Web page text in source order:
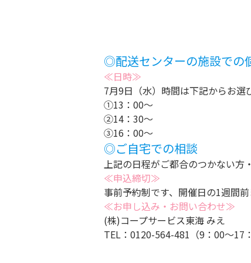
◎配送センターの施設での
≪日時≫
7月9日（水）時間は下記からお選
①13：00～
②14：30～
③16：00～
◎ご自宅での相談
上記の日程がご都合のつかない方
≪申込締切≫
事前予約制です、開催日の1週間
≪お申し込み・お問い合わせ≫
(株)コープサービス東海 みえ
TEL：0120-564-481（9：00～17